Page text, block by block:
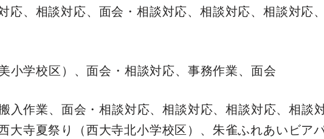
応、相談対応、面会・相談対応、相談対応、相談対応
小学校区）、面会・相談対応、事務作業、面会
入作業、面会・相談対応、相談対応、相談対応、相談
大寺夏祭り（西大寺北小学校区）、朱雀ふれあいビア